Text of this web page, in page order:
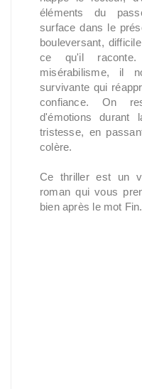
éléments du
surface dans le
bouleversant,
ce qu'il
misérabilisme, il
survivante qui
confiance. On
d'émotions
tristesse, en
colère.
Ce thriller est un
roman qui vous
bien après le mot Fin.